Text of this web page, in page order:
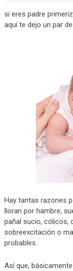
si eres padre
aquí te dejo un par
Hay tantas razones
lloran por hambre,
pañal sucio, cólicos,
sobreexcitación o
probables.
Así que,